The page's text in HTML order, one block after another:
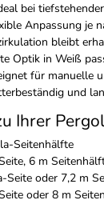
bei
Anpassung je
bleibt
Optik in Weiß
für manuelle
und
Ihrer
Seitenhälfte
6 m
oder 7,2 m
oder 8 m